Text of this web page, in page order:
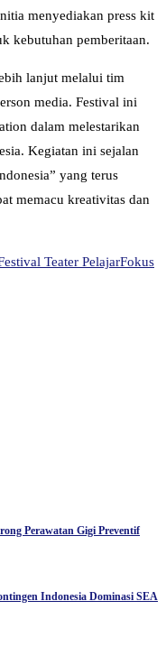
menyediakan press kit
kebutuhan pemberitaan.
lanjut melalui tim
media. Festival ini
dalam melestarikan
Kegiatan ini sejalan
yang terus
memacu kreativitas dan
Teater PelajarFokus
Perawatan Gigi Preventif
Indonesia Dominasi SEA